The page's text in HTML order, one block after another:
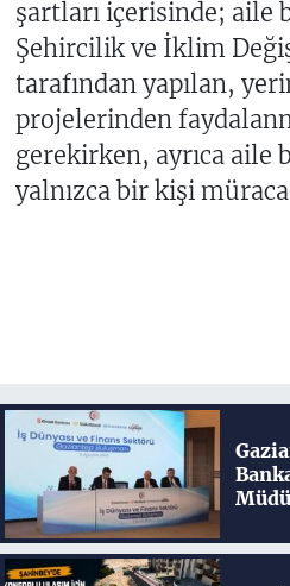
şartları içerisinde; aile
Şehircilik ve İklim
tarafından yapılan,
projelerinden
gerekirken, ayrıca aile
yalnızca bir kişi